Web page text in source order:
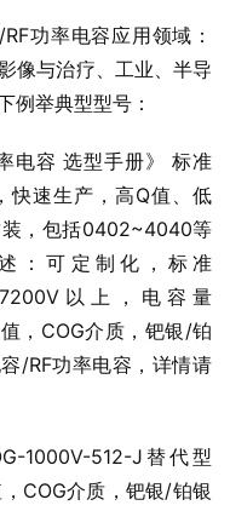
功率电容应用领域：
像与治疗、工业、半导
例举典型型号：
电容 选型手册》 标准
速生产，高Q值、低
装，包括0402~4040等
：可定制化，标准
以上，电容量
，COG介质，钯银/铂
/RF功率电容，详情请
1000V-512-J替代型
COG介质，钯银/铂银